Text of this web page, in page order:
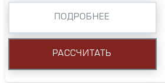
ПОДРОБНЕЕ
РАССЧИТАТЬ